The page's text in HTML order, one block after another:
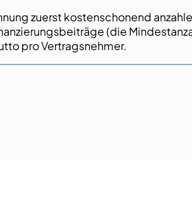
zuerst kostenschonend
(die
pro Vertragsnehmer.